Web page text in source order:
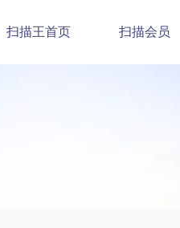
扫描王首页 扫描会员